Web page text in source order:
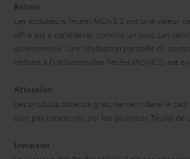
i
o
n
a
n
t
e
Retour
Les écouteurs Teufel MOVE 2 ont une valeur
offre est à considérer comme un tout. Les
qu’ensemble. Une réalisation partielle du
réduite à l’utilisation des Teufel MOVE 2) est
Attention
Les produits obtenus gratuitement dans le
sont pas concernés par les garanties Teufel de
Livraison